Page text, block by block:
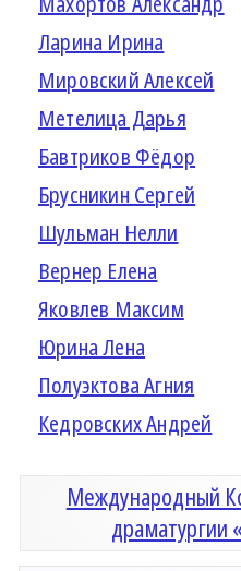
Ларина Ирина
Мировский Алексей
Метелица Дарья
Бавтриков Фёдор
Брусникин Сергей
Шульман Нелли
Вернер Елена
Яковлев Максим
Юрина Лена
Полуэктова Агния
Кедровских Андрей
Международный